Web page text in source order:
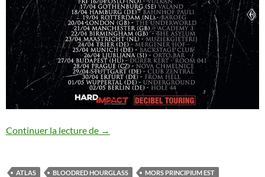
Continuer la lecture de Wolfheart : tournée européenne
→
ATLAS BLOODRED HOURGLASS
MORS PRINCIPIUM EST